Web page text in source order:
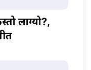
लाग्यो?,